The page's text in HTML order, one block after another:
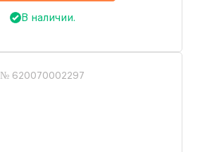
В наличии.
№ 620070002297